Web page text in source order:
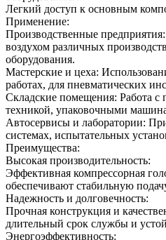
Легкий доступ к основным
Применение:
Производственные
воздухом различных
оборудования.
Мастерские и цеха:
работах, для пневматических
Складские помещения: Работа с
техникой, упаковочными
Автосервисы и лаборатории:
системах, испытательных
Преимущества:
Высокая производительность:
Эффективная компрессорная
обеспечивают стабильную
Надежность и долговечность:
Прочная конструкция и
длительный срок службы и
Энергоэффективность: